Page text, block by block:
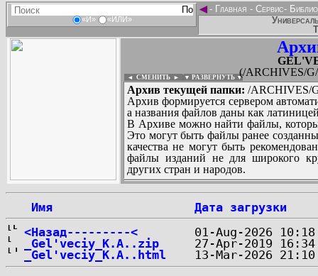
«И» «ИЛИ»
◄- Главная - Сервис-
(/ARCHIVES/
◄ СМЕНИТЬ ► ▼ РАЗВЕРНУТЬ ▼
Архив текущей папки: /ARCHIVES/
Архив формируется сервером
а названия файлов даны как
В Архиве можно найти файлы,
Это могут быть файлы ранее
качества не могут быть
файлы изданий не для широкого
других стран и народов.
Имя
Дата загрузки
<Назад---------<
_Gel'veciy_K.A..zip
_Gel'veciy_K.A..html